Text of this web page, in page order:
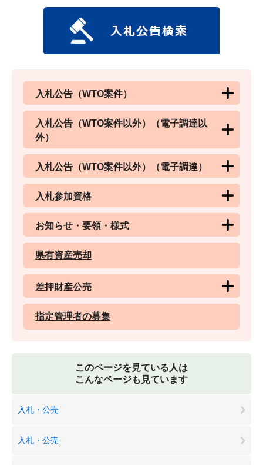
入札公告（WTO案件）
入札公告（WTO案件以外）（電子調達以
外）
入札公告（WTO案件以外）（電子調達）
入札参加資格
お知らせ・要領・様式
県有資産売却
差押財産公売
指定管理者の募集
このページを見ている人は
こんなページも見ています
入札・公売
入札・公売